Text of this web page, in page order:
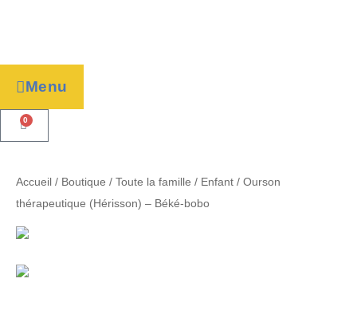
Menu
0
Accueil / Boutique / Toute la famille / Enfant / Ourson
thérapeutique (Hérisson) – Béké-bobo